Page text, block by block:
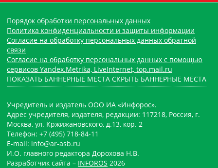
Порядок обработки персональных данных
Политика конфиденциальности и защиты информации
Согласие на обработку персональных данных обратной
связи
Согласие на обработку персональных данных с помощью
сервисов Yandex.Metrika, LiveInternet, top.mail.ru
ПОКАЗАТЬ БАННЕРНЫЕ МЕСТА СКРЫТЬ БАННЕРНЫЕ МЕСТА
Учредитель и издатель ООО ИА «Инфорос».
Адрес учредителя, издателя, редакции: 117218, Россия, г.
Москва, ул. Кржижановского, д.13, кор. 2
Телефон: +7 (495) 718-84-11
E-mail: info@ar-asb.ru
И.О. главного редактора Дорохова Н.В.
Разработчик сайта – INFOROS 2026